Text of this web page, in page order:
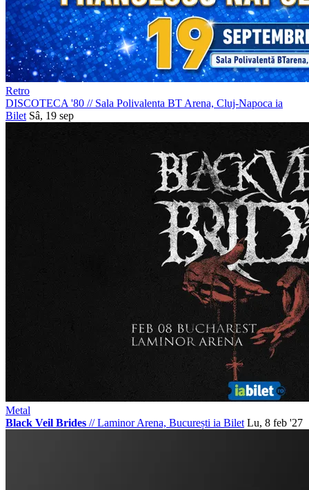
Retro
DISCOTECA '80 //Sala Polivalenta BT Arena, Cluj-Napoca ia
Bilet Sâ, 19 sep
Metal
Black Veil Brides //Laminor Arena, București ia Bilet Lu, 8 feb '27